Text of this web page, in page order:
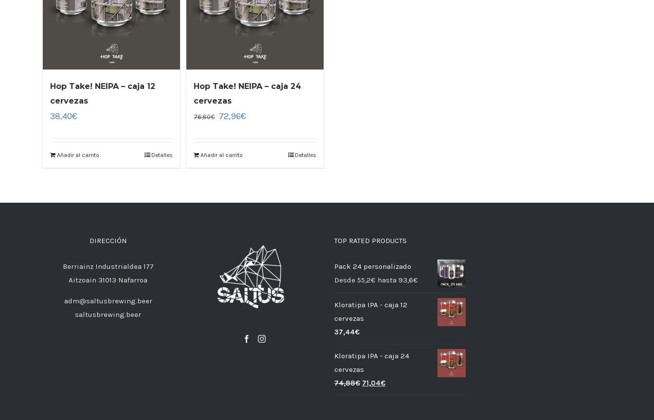
Hop Take! NEIPA – caja 12
cervezas
38,40€
Añadir al carrito Detalles
Hop Take! NEIPA – caja 24
cervezas
76,80€ 72,96€
Añadir al carrito Detalles
DIRECCIÓN
Berriainz Industrialdea 177
Aitzoain 31013 Nafarroa
adm@saltusbrewing.beer
saltusbrewing.beer
TOP RATED PRODUCTS
Pack 24 personalizado
Desde 55,2€ hasta 93,6€
Kloratipa IPA - caja 12
cervezas
37,44€
Kloratipa IPA - caja 24
cervezas
74,88€ 71,04€